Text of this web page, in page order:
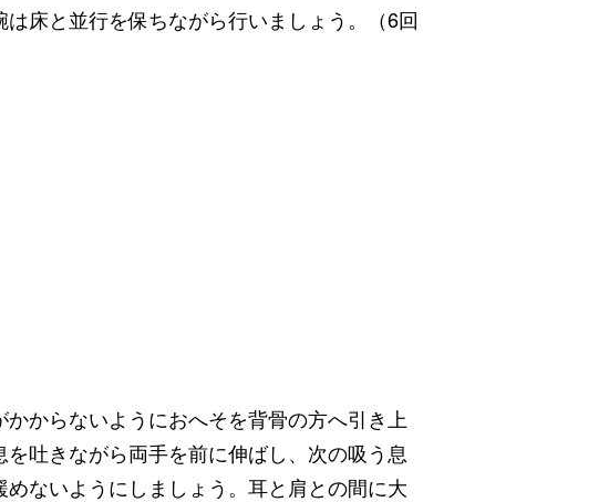
床と並行を保ちながら行いましょう。（6回
からないようにおへそを背骨の方へ引き上
吐きながら両手を前に伸ばし、次の吸う息
ないようにしましょう。耳と肩との間に大